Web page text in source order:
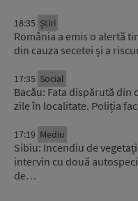
18:35 Știri
România a emis o alertă
din cauza secetei și a
17:35 Social
Bacău: Fata dispărută din
zile în localitate. Poliția
17:19 Mediu
Sibiu: Incendiu de
intervin cu două
de…